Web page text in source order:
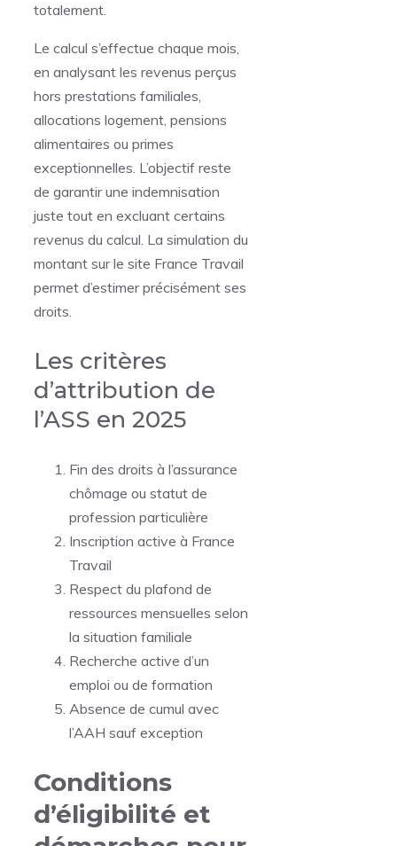
totalement.
Le calcul s’effectue chaque mois,
en analysant les revenus perçus
hors prestations familiales,
allocations logement, pensions
alimentaires ou primes
exceptionnelles. L’objectif reste
de garantir une indemnisation
juste tout en excluant certains
revenus du calcul. La simulation du
montant sur le site France Travail
permet d’estimer précisément ses
droits.
Les critères
d’attribution de
l’ASS en 2025
Fin des droits à l’assurance
chômage ou statut de
profession particulière
Inscription active à France
Travail
Respect du plafond de
ressources mensuelles selon
la situation familiale
Recherche active d’un
emploi ou de formation
Absence de cumul avec
l’AAH sauf exception
Conditions
d’éligibilité et